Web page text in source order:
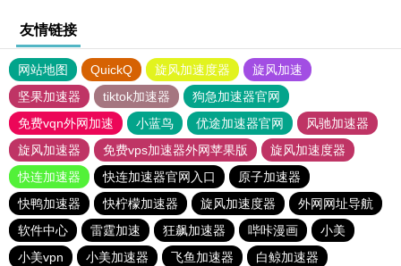
友情链接
网站地图 QuickQ 旋风加速度器
旋风加速
坚果加速器
tiktok加速器
狗急加速器官网
免费vqn外网加速
小蓝鸟 优途加速器官网
风驰加速器
旋风加速器
免费vps加速器外网苹果版
旋风加速度器
快连加速器
快连加速器官网入口
原子加速器
快鸭加速器
快柠檬加速器 旋风加速度器
外网网址导航
软件中心
雷霆加速 狂飙加速器 哔咔漫画
小美
小美vpn
小美加速器 飞鱼加速器
白鲸加速器